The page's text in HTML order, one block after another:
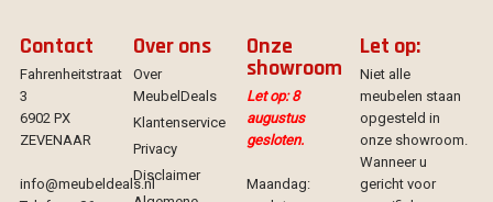
Contact
Fahrenheitstraat
3
6902 PX
ZEVENAAR
info@meubeldeals.nl
Over ons
Over
MeubelDeals
Klantenservice
Privacy
Disclaimer
Onze
showroom
Let op: 8
augustus
gesloten.
Maandag:
Let op:
Niet alle
meubelen staan
opgesteld in
onze showroom.
Wanneer u
gericht voor